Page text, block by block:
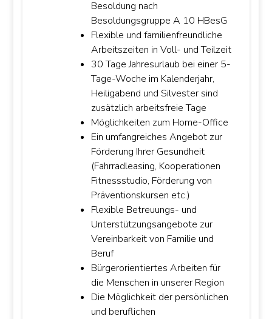
Besoldung nach
Besoldungsgruppe A 10 HBesG
Flexible und familienfreundliche
Arbeitszeiten in Voll- und Teilzeit
30 Tage Jahresurlaub bei einer 5-
Tage-Woche im Kalenderjahr,
Heiligabend und Silvester sind
zusätzlich arbeitsfreie Tage
Möglichkeiten zum Home-Office
Ein umfangreiches Angebot zur
Förderung Ihrer Gesundheit
(Fahrradleasing, Kooperationen
Fitnessstudio, Förderung von
Präventionskursen etc.)
Flexible Betreuungs- und
Unterstützungsangebote zur
Vereinbarkeit von Familie und
Beruf
Bürgerorientiertes Arbeiten für
die Menschen in unserer Region
Die Möglichkeit der persönlichen
und beruflichen